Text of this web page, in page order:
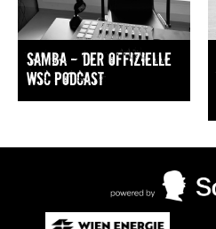
Samba — Der offizielle
WSC Podcast